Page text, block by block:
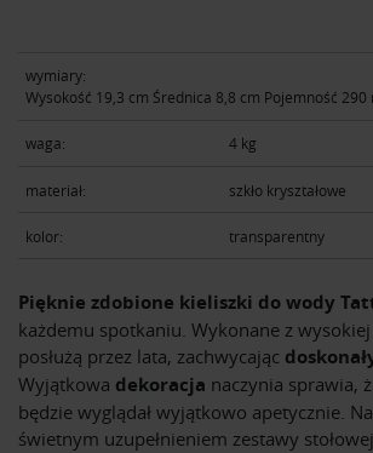
wymiary:
Wysokość 19,3 cm Średnica 8,8 cm Pojemność 290
waga: 4 kg
materiał: szkło kryształowe
kolor: transparentny
Pięknie zdobione kieliszki do wody
każdemu spotkaniu. Wykonane z wysokiej
posłużą przez lata, zachwycając
Wyjątkowa dekoracja naczynia sprawia,
będzie wyglądał wyjątkowo apetycznie.
świetnym uzupełnieniem zestawy